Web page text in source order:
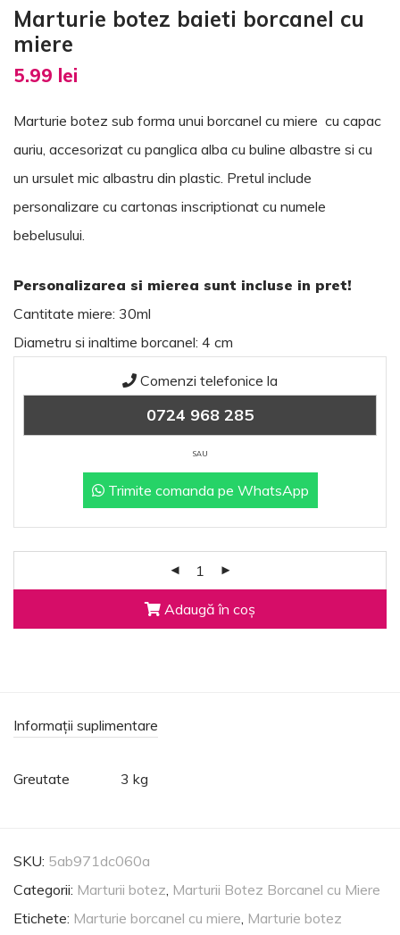
Marturie botez baieti borcanel cu
miere
5.99 lei
Marturie botez sub forma unui borcanel cu miere cu capac
auriu, accesorizat cu panglica alba cu buline albastre si cu
un ursulet mic albastru din plastic. Pretul include
personalizare cu cartonas inscriptionat cu numele
bebelusului.
Personalizarea si mierea sunt incluse in pret!
Cantitate miere: 30ml
Diametru si inaltime borcanel: 4 cm
Comenzi telefonice la
0724 968 285
SAU
Trimite comanda pe WhatsApp
Adaugă în coș
Informații suplimentare
Greutate 3 kg
SKU: 5ab971dc060a
Categorii: Marturii botez Marturii Botez Borcanel cu Miere
Etichete: Marturie borcanel cu miere Marturie botez